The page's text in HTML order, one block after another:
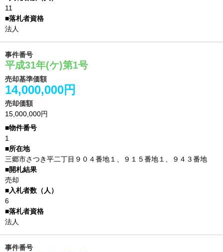
11
法人
事件番号
平成31年(ケ)第1号
売却基準価額
14,000,000円
売却価額
15,000,000円
1
三郷市さつき平二丁目９０４番地１、９１５番地１、９４３番地
売却
6
法人
事件番号